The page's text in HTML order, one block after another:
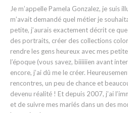
Je m’appelle Pamela Gonzalez, je suis
m’avait demandé quel métier je
petite, j’aurais exactement décrit ce
des portraits, créer des collections
rendre les gens heureux avec mes
l’époque (vous savez, biiiiiien avant
encore, j’ai dû me le créer.
rencontres, un peu de chance et
devenu réalité ! Et depuis 2007, j’ai
et de suivre mes mariés dans un des